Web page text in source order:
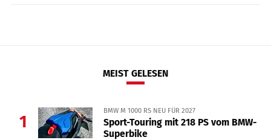
MEIST GELESEN
1
BMW M 1000 RS NEU FÜR 2027
Sport-Touring mit 218 PS vom BMW-
Superbike